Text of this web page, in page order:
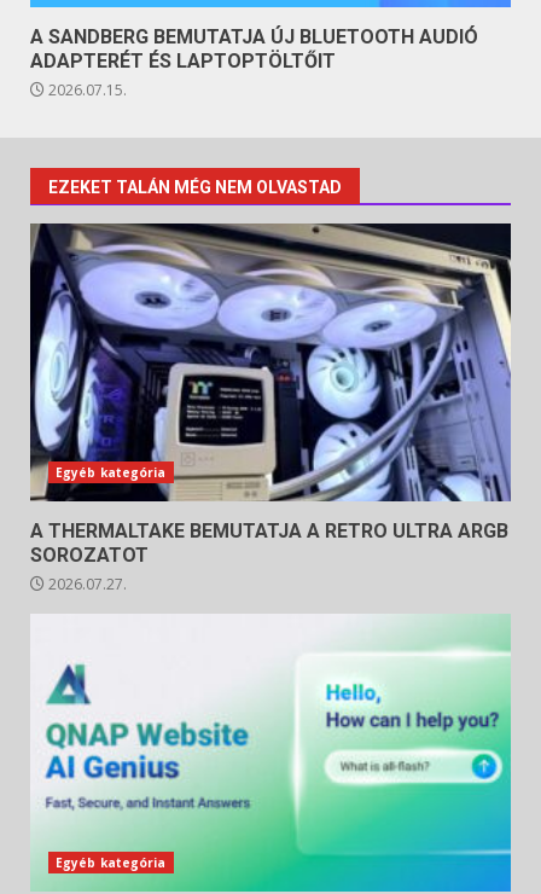
A SANDBERG BEMUTATJA ÚJ BLUETOOTH AUDIÓ
ADAPTERÉT ÉS LAPTOPTÖLTŐIT
2026.07.15.
EZEKET TALÁN MÉG NEM OLVASTAD
Egyéb kategória
A THERMALTAKE BEMUTATJA A RETRO ULTRA ARGB
SOROZATOT
2026.07.27.
Egyéb kategória